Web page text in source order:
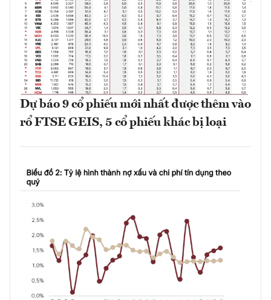
Dự báo 9 cổ phiếu mới nhất được thêm vào
rổ FTSE GEIS, 5 cổ phiếu khác bị loại